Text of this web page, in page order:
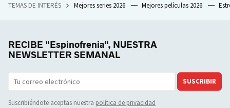
TEMAS DE INTERÉS Mejores series 2026 Mejores películas 2026
RECIBE "Espinofrenia", NUESTRA
NEWSLETTER SEMANAL
SUSCRIBIR
Suscribiéndote aceptas nuestra política de privacidad